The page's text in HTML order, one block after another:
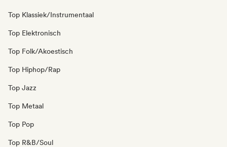
Top Klassiek/Instrumentaal
Top Elektronisch
Top Folk/Akoestisch
Top Hiphop/Rap
Top Jazz
Top Metaal
Top Pop
Top R&B/Soul